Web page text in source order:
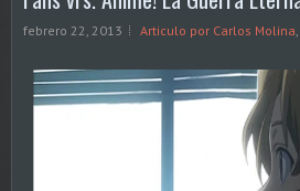
febrero 22, 2013 Articulo por Carlos Molina,